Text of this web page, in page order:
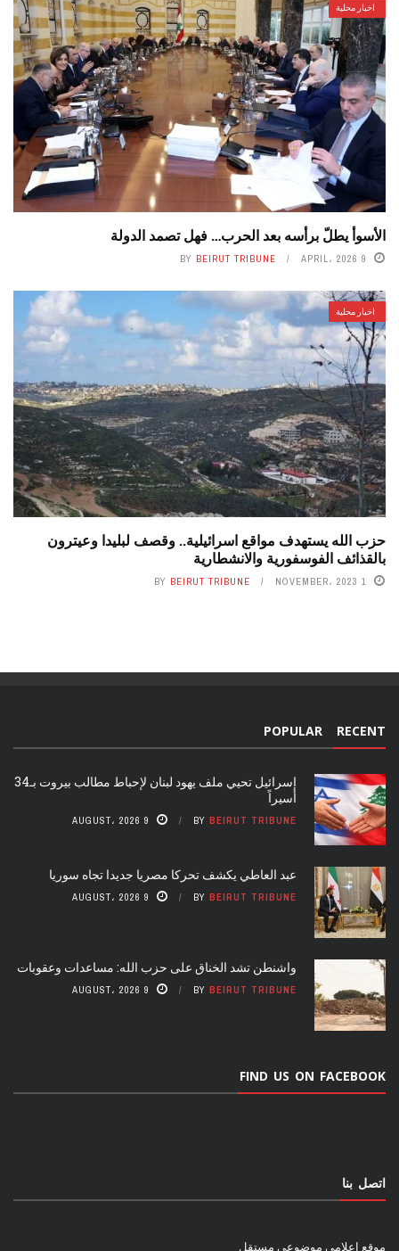
اخبار محلية
الأسوأ يطلّ برأسه بعد الحرب… فهل تصمد الدولة
9 APRIL، 2026 BY BEIRUT TRIBUNE
اخبار محلية
حزب الله يستهدف مواقع اسرائيلية.. وقصف لبليدا وعيترون
بالقذائف الفوسفورية والانشطارية
1 NOVEMBER، 2023 BY BEIRUT TRIBUNE
RECENT
POPULAR
إسرائيل تحيي ملف يهود لبنان لإحباط مطالب بيروت بـ34
أسيراً
BY BEIRUT TRIBUNE 9 AUGUST، 2026
عبد العاطي يكشف تحركا مصريا جديدا تجاه سوريا
BY BEIRUT TRIBUNE 9 AUGUST، 2026
واشنطن تشد الخناق على حزب الله: مساعدات وعقوبات
BY BEIRUT TRIBUNE 9 AUGUST، 2026
FIND US ON FACEBOOK
اتصل بنا
موقع إعلامي موضوعي مستقل